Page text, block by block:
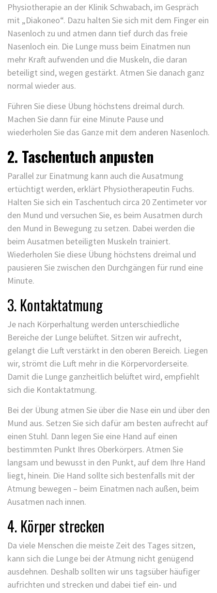
Physiotherapie an der Klinik Schwabach, im Gespräch
mit „Diakoneo“. Dazu halten Sie sich mit dem Finger ein
Nasenloch zu und atmen dann tief durch das freie
Nasenloch ein. Die Lunge muss beim Einatmen nun
mehr Kraft aufwenden und die Muskeln, die daran
beteiligt sind, wegen gestärkt. Atmen Sie danach ganz
normal wieder aus.
Führen Sie diese Übung höchstens dreimal durch.
Machen Sie dann für eine Minute Pause und
wiederholen Sie das Ganze mit dem anderen Nasenloch.
2. Taschentuch anpusten
Parallel zur Einatmung kann auch die Ausatmung
ertüchtigt werden, erklärt Physiotherapeutin Fuchs.
Halten Sie sich ein Taschentuch circa 20 Zentimeter vor
den Mund und versuchen Sie, es beim Ausatmen durch
den Mund in Bewegung zu setzen. Dabei werden die
beim Ausatmen beteiligten Muskeln trainiert.
Wiederholen Sie diese Übung höchstens dreimal und
pausieren Sie zwischen den Durchgängen für rund eine
Minute.
3. Kontaktatmung
Je nach Körperhaltung werden unterschiedliche
Bereiche der Lunge belüftet. Sitzen wir aufrecht,
gelangt die Luft verstärkt in den oberen Bereich. Liegen
wir, strömt die Luft mehr in die Körpervorderseite.
Damit die Lunge ganzheitlich belüftet wird, empfiehlt
sich die Kontaktatmung.
Bei der Übung atmen Sie über die Nase ein und über den
Mund aus. Setzen Sie sich dafür am besten aufrecht auf
einen Stuhl. Dann legen Sie eine Hand auf einen
bestimmten Punkt Ihres Oberkörpers. Atmen Sie
langsam und bewusst in den Punkt, auf dem Ihre Hand
liegt, hinein. Die Hand sollte sich bestenfalls mit der
Atmung bewegen – beim Einatmen nach außen, beim
Ausatmen nach innen.
4. Körper strecken
Da viele Menschen die meiste Zeit des Tages sitzen,
kann sich die Lunge bei der Atmung nicht genügend
ausdehnen. Deshalb sollten wir uns tagsüber häufiger
aufrichten und strecken und dabei tief ein- und